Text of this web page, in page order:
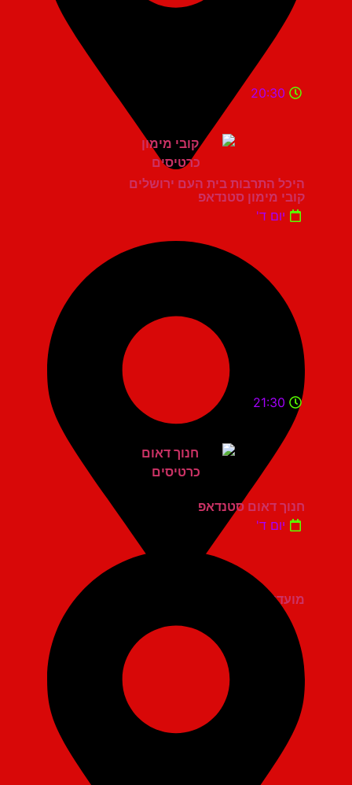
היכל התרבות בית העם ירושלים
20:30
קובי מימון סטנדאפ
יום ד'
מועדון הגריי יהוד
21:30
חנוך דאום סטנדאפ
יום ד'